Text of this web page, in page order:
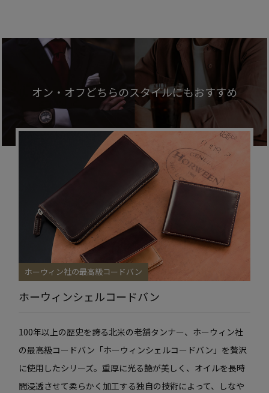
オン・オフどちらのスタイルにもおすすめ
ホーウィンシェルコードバン
ホーウィン社の最高級コードバン
100年以上の歴史を誇る北米の老舗タンナー、ホーウィン社
の最高級コードバン「ホーウィンシェルコードバン」を贅沢
に使用したシリーズ。重厚に光る艶が美しく、オイルを長時
間浸透させて柔らかく加工する独自の技術によって、しなや